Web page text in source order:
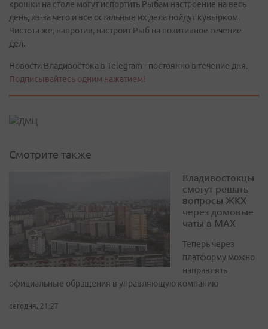
крошки на столе могут испортить Рыбам настроение на весь
день, из-за чего и все остальные их дела пойдут кувырком.
Чистота же, напротив, настроит Рыб на позитивное течение
дел.
Новости Владивостока в Telegram - постоянно в течение дня.
Подписывайтесь одним нажатием!
Смотрите также
Владивостокцы
смогут решать
вопросы ЖКХ
через домовые
чаты в МАХ
Теперь через
платформу можно
направлять
официальные обращения в управляющую компанию
сегодня, 21:27